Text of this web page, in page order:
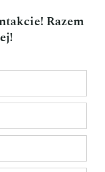
Razem